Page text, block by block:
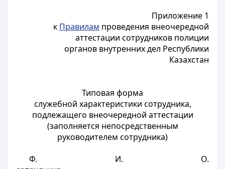
Приложение 1
к Правилам проведения внеочередной
аттестации сотрудников полиции
органов внутренних дел Республики
Казахстан
Типовая форма
служебной характеристики сотрудника,
подлежащего внеочередной аттестации
(заполняется непосредственным
руководителем сотрудника)
Ф. И. О.